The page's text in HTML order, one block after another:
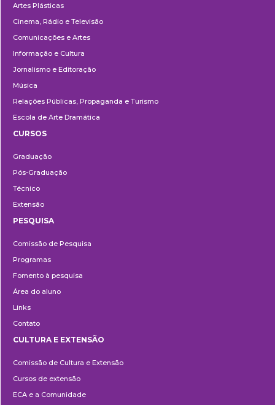
Artes Plásticas
Cinema, Rádio e Televisão
Comunicações e Artes
Informação e Cultura
Jornalismo e Editoração
Música
Relações Públicas, Propaganda e Turismo
Escola de Arte Dramática
CURSOS
Graduação
Pós-Graduação
Técnico
Extensão
PESQUISA
Comissão de Pesquisa
Programas
Fomento à pesquisa
Área do aluno
Links
Contato
e
Extensão
CULTURA E EXTENSÃO
Comissão de Cultura e Extensão
Cursos de extensão
ECA e a Comunidade